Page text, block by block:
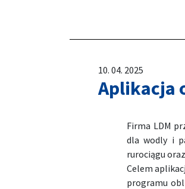
10. 04. 2025
Aplikacja
Firma LDM
dla wodly i
rurociągu
Celem
programu